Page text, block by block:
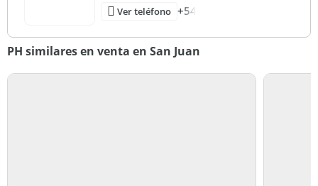
Ver teléfono +54
PH similares en venta en San Juan